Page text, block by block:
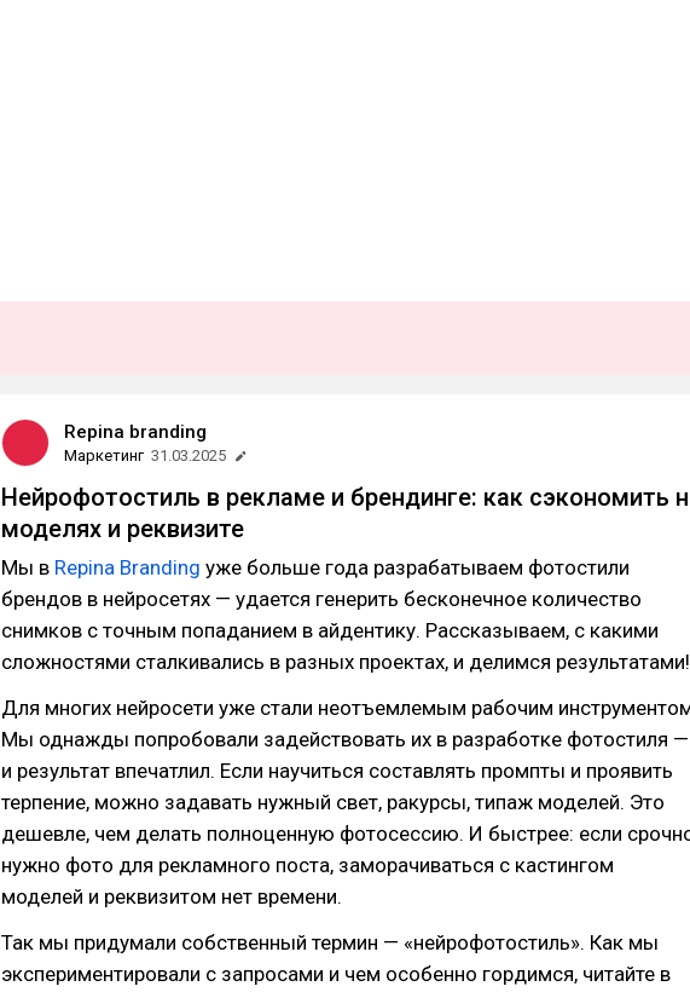
Repina branding
Маркетинг 31.03.2025
Нейрофотостиль в рекламе и брендинге: как сэкономить
моделях и реквизите
Мы в Repina Branding уже больше года разрабатываем фотостили
брендов в нейросетях — удается генерить бесконечное количество
снимков с точным попаданием в айдентику. Рассказываем, с какими
сложностями сталкивались в разных проектах, и делимся результатами!
Для многих нейросети уже стали неотъемлемым рабочим
Мы однажды попробовали задействовать их в разработке фотостиля —
и результат впечатлил. Если научиться составлять промпты и проявить
терпение, можно задавать нужный свет, ракурсы, типаж моделей. Это
дешевле, чем делать полноценную фотосессию. И быстрее: если
нужно фото для рекламного поста, заморачиваться с кастингом
моделей и реквизитом нет времени.
Так мы придумали собственный термин — «нейрофотостиль». Как мы
экспериментировали с запросами и чем особенно гордимся, читайте в